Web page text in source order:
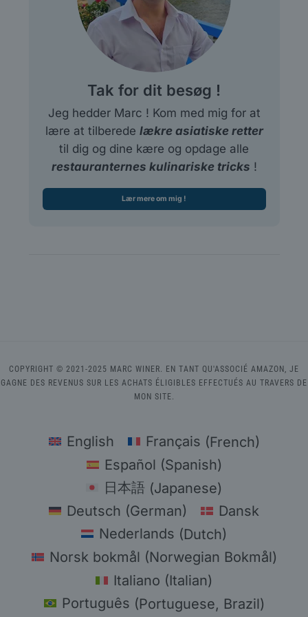
Tak for dit besøg !
Jeg hedder Marc ! Kom med mig for at
lære at tilberede lækre asiatiske retter
til dig og dine kære og opdage alle
restauranternes kulinariske tricks !
Lær mere om mig !
COPYRIGHT © 2021-2025 MARC WINER. EN TANT QU'ASSOCIÉ AMAZON, JE
GAGNE DES REVENUS SUR LES ACHATS ÉLIGIBLES EFFECTUÉS AU TRAVERS DE
MON SITE.
English Français (French)
Español (Spanish)
日本語 (Japanese)
Deutsch (German)
Dansk
Nederlands (Dutch)
Norsk bokmål (Norwegian Bokmål)
Italiano (Italian)
Português (Portuguese, Brazil)